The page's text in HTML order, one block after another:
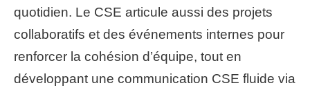
quotidien. Le CSE articule aussi des projets
collaboratifs et des événements internes pour
renforcer la cohésion d’équipe, tout en
développant une communication CSE fluide via